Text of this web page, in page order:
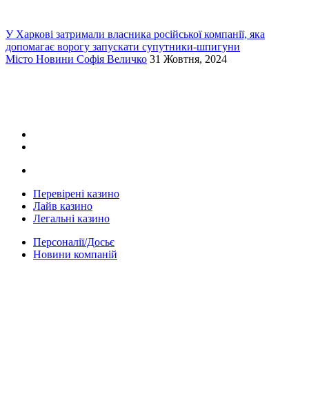
У Харкові затримали власника російської компанії, яка
допомагає ворогу запускати супутники-шпигуни
Місто Новини Софія Величко 31 Жовтня, 2024
Перевірені казино
Лайв казино
Легальні казино
Персоналії/Досьє
Новини компаній